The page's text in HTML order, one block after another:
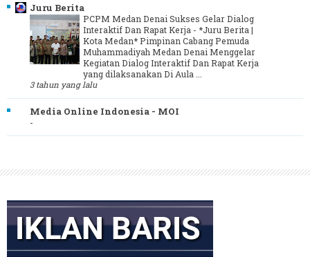
Juru Berita
PCPM Medan Denai Sukses Gelar Dialog
Interaktif Dan Rapat Kerja - *Juru Berita |
Kota Medan* Pimpinan Cabang Pemuda
Muhammadiyah Medan Denai Menggelar
Kegiatan Dialog Interaktif Dan Rapat Kerja
yang dilaksanakan Di Aula ...
3 tahun yang lalu
Media Online Indonesia - MOI
-